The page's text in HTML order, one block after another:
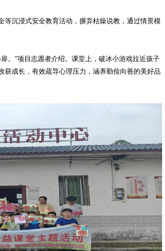
沉浸式安全教育活动，摒弃枯燥说教，通过情景模
”项目志愿者介绍。课堂上，破冰小游戏拉近孩子
成长，有效疏导心理压力，涵养勤俭向善的美好品